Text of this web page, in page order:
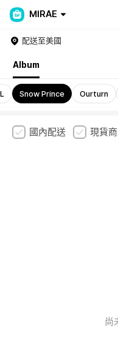
MIRAE
配送至美國
Album
Snow Prince Ourturn
國內配送 現貨
尚